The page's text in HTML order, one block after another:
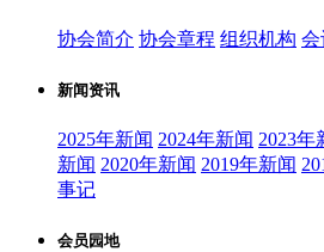
协会简介 协会章程 组织机构 会
新闻资讯
2025年新闻 2024年新闻 2023年
新闻 2020年新闻 2019年新闻
事记
会员园地